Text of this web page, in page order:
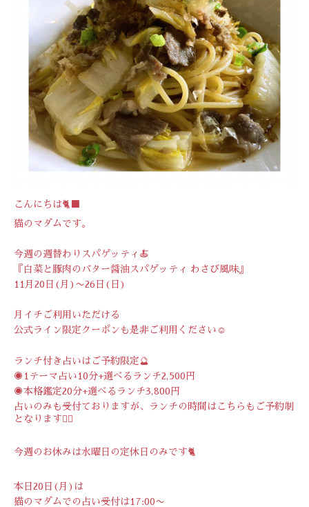
こんにちは🐈‍⬛
猫のマダムです。
今週の週替わりスパゲッティ🍝
『白菜と豚肉のバター醤油スパゲッティ わさび風味』
11月20日(月)〜26日(日)
月イチご利用いただける
公式ライン限定クーポンも是非ご利用ください☺️
ランチ付き占いはご予約限定🔮
◉1テーマ占い10分+選べるランチ2,500円
◉本格鑑定20分+選べるランチ3,800円
占いのみも受付ておりますが、ランチの時間はこちらもご予約制
となります🙇‍♀️
今週のお休みは水曜日の定休日のみです🐈
本日20日(月)は
猫のマダムでの占い受付は17:00〜